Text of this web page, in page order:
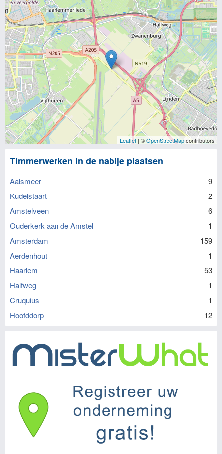
Leaflet | ©OpenStreetMapcontributors
Timmerwerken in de nabije plaatsen
Aalsmeer
9
Kudelstaart
2
Amstelveen
6
Ouderkerk aan de Amstel
1
Amsterdam
159
Aerdenhout
1
Haarlem
53
Halfweg
1
Cruquius
1
Hoofddorp
12